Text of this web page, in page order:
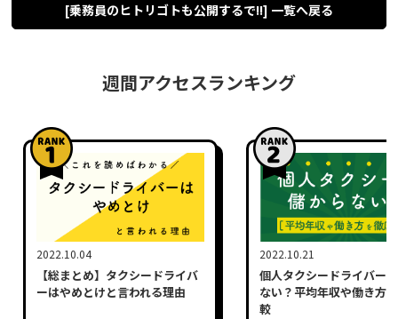
[乗務員のヒトリゴトも公開するで!!] 一覧へ戻る
週間アクセスランキング
2022.10.04
【総まとめ】タクシードライバ
ーはやめとけと言われる理由
2022.10.21
個人タクシードライバー
ない？平均年収や働き方
較